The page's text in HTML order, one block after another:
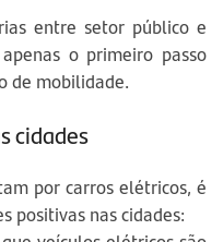
entre setor público e
o primeiro passo
de mobilidade.
cidades
por carros elétricos, é
positivas nas cidades: